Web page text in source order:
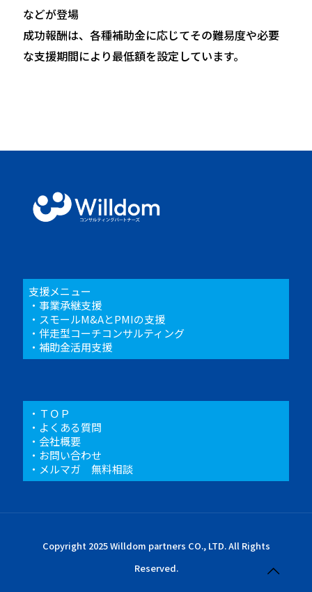
などが登場
成功報酬は、各種補助金に応じてその難易度や必要
な支援期間により最低額を設定しています。
支援メニュー
・ 事業承継支援
・ スモールM&AとPMIの支援
・ 伴走型コーチコンサルティング
・ 補助金活用支援
・ ＴＯＰ
・ よくある質問
・ 会社概要
・ お問い合わせ
・ メルマガ 無料相談
Copyright 2025 Willdom partners CO., LTD. All Rights
Reserved.